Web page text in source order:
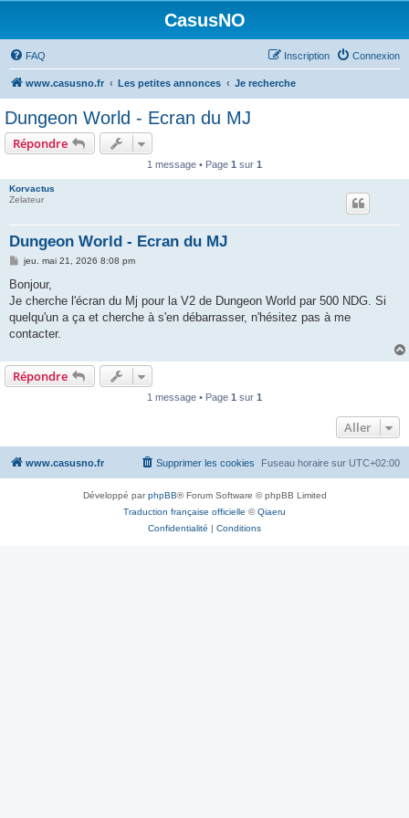
CasusNO
FAQ Connexion
Inscription
www.casusno.fr Les petites annonces Je recherche
Dungeon World - Ecran du MJ
Répondre
1 message • Page 1 sur 1
Korvactus
Zelateur
Dungeon World - Ecran du MJ
M
s
a
g
jeu. mai 21, 2026 8:08 pm
Bonjour,
Je cherche l'écran du Mj pour la V2 de Dungeon World par 500 NDG. Si
quelqu'un a ça et cherche à s'en débarrasser, n'hésitez pas à me
contacter.
Répondre
1 message • Page 1 sur 1
Aller
www.casusno.fr Fuseau horaire sur UTC+02:00
Supprimer les cookies
Développé parphpBB® Forum Software © phpBB Limited
Traduction française officielle ©Qiaeru
Confidentialité | Conditions